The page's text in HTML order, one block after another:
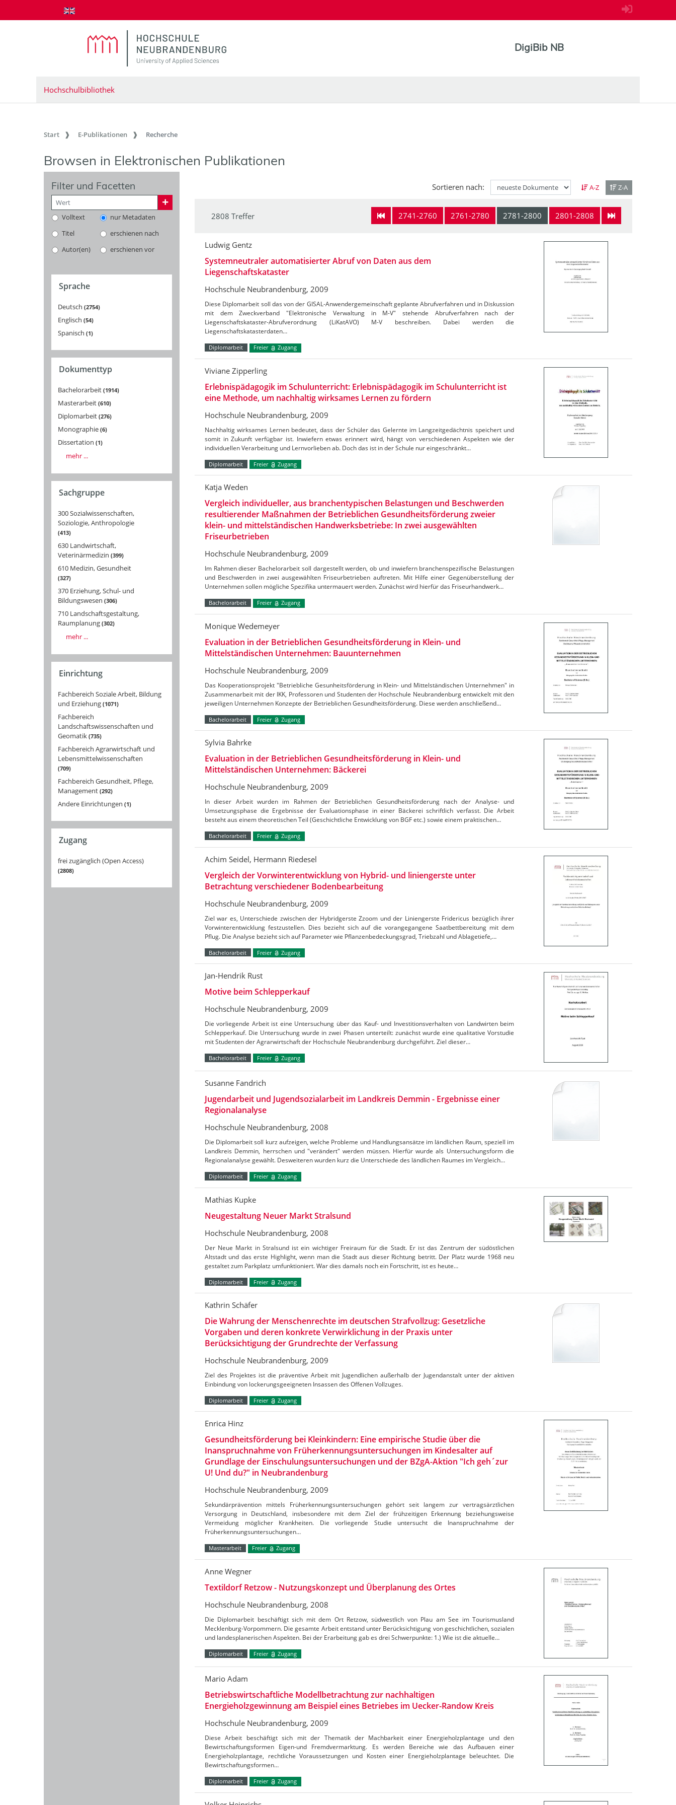
zum Inhalt springen
DigiBib NB
Hochschulbibliothek
Start E-Publikationen Recherche
Browsen in Elektronischen Publikationen
Filter und Facetten
Volltext
nur Metadaten
Titel
erschienen nach
Autor(en)
erschienen vor
Sprache
Deutsch 2754
Englisch 54
Spanisch 1
Dokumenttyp
Bachelorarbeit 1914
Masterarbeit 610
Diplomarbeit 276
Monographie 6
Dissertation 1
mehr ...
Sachgruppe
300 Sozialwissenschaften,
Soziologie, Anthropologie
413
630 Landwirtschaft,
Veterinärmedizin 399
610 Medizin, Gesundheit
327
370 Erziehung, Schul- und
Bildungswesen 306
710 Landschaftsgestaltung,
Raumplanung 302
mehr ...
Einrichtung
Fachbereich Soziale Arbeit, Bildung
und Erziehung 1071
Fachbereich
Landschaftswissenschaften und
Geomatik 735
Fachbereich Agrarwirtschaft und
Lebensmittelwissenschaften
709
Fachbereich Gesundheit, Pflege,
Management 292
Andere Einrichtungen 1
Zugang
frei zugänglich (Open Access)
2808
Sortieren nach: A-Z Z-A
2741-2760 2761-2780 2781-2800 2801-2808
2808 Treffer
Ludwig Gentz
Systemneutraler automatisierter Abruf von Daten aus dem
Liegenschaftskataster
Hochschule Neubrandenburg, 2009
Diese Diplomarbeit soll das von der GISAL-Anwendergemeinschaft geplante Abrufverfahren und in Diskussion
mit dem Zweckverband "Elektronische Verwaltung in M-V" stehende Abrufverfahren nach der
Liegenschaftskataster-Abrufverordnung (LiKatAVO) M-V beschreiben. Dabei werden die
Liegenschaftskatasterdaten…
Diplomarbeit Freier Zugang
Viviane Zipperling
Erlebnispädagogik im Schulunterricht: Erlebnispädagogik im Schulunterricht ist
eine Methode, um nachhaltig wirksames Lernen zu fördern
Hochschule Neubrandenburg, 2009
Nachhaltig wirksames Lernen bedeutet, dass der Schüler das Gelernte im Langzeitgedächtnis speichert und
somit in Zukunft verfügbar ist. Inwiefern etwas erinnert wird, hängt von verschiedenen Aspekten wie der
individuellen Verarbeitung und Lernvorlieben ab. Doch das ist in der Schule nur eingeschränkt…
Diplomarbeit Freier Zugang
Katja Weden
Vergleich individueller, aus branchentypischen Belastungen und Beschwerden
resultierender Maßnahmen der Betrieblichen Gesundheitsförderung zweier
klein- und mittelständischen Handwerksbetriebe: In zwei ausgewählten
Friseurbetrieben
Hochschule Neubrandenburg, 2009
Im Rahmen dieser Bachelorarbeit soll dargestellt werden, ob und inwiefern branchenspezifische Belastungen
und Beschwerden in zwei ausgewählten Friseurbetrieben auftreten. Mit Hilfe einer Gegenüberstellung der
Unternehmen sollen mögliche Spezifika untermauert werden. Zunächst wird hierfür das Friseurhandwerk…
Bachelorarbeit Freier Zugang
Monique Wedemeyer
Evaluation in der Betrieblichen Gesundheitsförderung in Klein- und
Mittelständischen Unternehmen: Bauunternehmen
Hochschule Neubrandenburg, 2009
Das Kooperationsprojekt "Betriebliche Gesunheitsförderung in Klein- und Mittelständischen Unternehmen" in
Zusammenarbeit mit der IKK, Professoren und Studenten der Hochschule Neubrandenburg entwickelt mit den
jeweiligen Unternehmen Konzepte der Betrieblichen Gesundheitsförderung. Diese werden anschließend…
Bachelorarbeit Freier Zugang
Sylvia Bahrke
Evaluation in der Betrieblichen Gesundheitsförderung in Klein- und
Mittelständischen Unternehmen: Bäckerei
Hochschule Neubrandenburg, 2009
In dieser Arbeit wurden im Rahmen der Betrieblichen Gesundheitsförderung nach der Analyse- und
Umsetzungsphase die Ergebnisse der Evaluationsphase in einer Bäckerei schriftlich verfasst. Die Arbeit
besteht aus einem theoretischen Teil (Geschichtliche Entwicklung von BGF etc.) sowie einem praktischen…
Bachelorarbeit Freier Zugang
Achim Seidel, Hermann Riedesel
Vergleich der Vorwinterentwicklung von Hybrid- und liniengerste unter
Betrachtung verschiedener Bodenbearbeitung
Hochschule Neubrandenburg, 2009
Ziel war es, Unterschiede zwischen der Hybridgerste Zzoom und der Liniengerste Fridericus bezüglich ihrer
Vorwinterentwicklung festzustellen. Dies bezieht sich auf die vorangegangene Saatbettbereitung mit dem
Pflug. Die Analyse bezieht sich auf Parameter wie Pflanzenbedeckungsgrad, Triebzahl und Ablagetiefe,…
Bachelorarbeit Freier Zugang
Jan-Hendrik Rust
Motive beim Schlepperkauf
Hochschule Neubrandenburg, 2009
Die vorliegende Arbeit ist eine Untersuchung über das Kauf- und Investitionsverhalten von Landwirten beim
Schlepperkauf. Die Untersuchung wurde in zwei Phasen unterteilt: zunächst wurde eine qualitative Vorstudie
mit Studenten der Agrarwirtschaft der Hochschule Neubrandenburg durchgeführt. Ziel dieser…
Bachelorarbeit Freier Zugang
Susanne Fandrich
Jugendarbeit und Jugendsozialarbeit im Landkreis Demmin - Ergebnisse einer
Regionalanalyse
Hochschule Neubrandenburg, 2008
Die Diplomarbeit soll kurz aufzeigen, welche Probleme und Handlungsansätze im ländlichen Raum, speziell im
Landkreis Demmin, herrschen und "verändert" werden müssen. Hierfür wurde als Untersuchungsform die
Regionalanalyse gewählt. Desweiteren wurden kurz die Unterschiede des ländlichen Raumes im Vergleich…
Diplomarbeit Freier Zugang
Mathias Kupke
Neugestaltung Neuer Markt Stralsund
Hochschule Neubrandenburg, 2008
Der Neue Markt in Stralsund ist ein wichtiger Freiraum für die Stadt. Er ist das Zentrum der südöstlichen
Altstadt und das erste Highlight, wenn man die Stadt aus dieser Richtung betritt. Der Platz wurde 1968 neu
gestaltet zum Parkplatz umfunktioniert. War dies damals noch ein Fortschritt, ist es heute…
Diplomarbeit Freier Zugang
Kathrin Schäfer
Die Wahrung der Menschenrechte im deutschen Strafvollzug: Gesetzliche
Vorgaben und deren konkrete Verwirklichung in der Praxis unter
Berücksichtigung der Grundrechte der Verfassung
Hochschule Neubrandenburg, 2009
Ziel des Projektes ist die präventive Arbeit mit Jugendlichen außerhalb der Jugendanstalt unter der aktiven
Einbindung von lockerungsgeeigneten Insassen des Offenen Vollzuges.
Diplomarbeit Freier Zugang
Enrica Hinz
Gesundheitsförderung bei Kleinkindern: Eine empirische Studie über die
Inanspruchnahme von Früherkennungsuntersuchungen im Kindesalter auf
Grundlage der Einschulungsuntersuchungen und der BZgA-Aktion "Ich geh´zur
U! Und du?" in Neubrandenburg
Hochschule Neubrandenburg, 2009
Sekundärprävention mittels Früherkennungsuntersuchungen gehört seit langem zur vertragsärztlichen
Versorgung in Deutschland, insbesondere mit dem Ziel der frühzeitigen Erkennung beziehungsweise
Vermeidung möglicher Krankheiten. Die vorliegende Studie untersucht die Inanspruchnahme der
Früherkennungsuntersuchungen…
Masterarbeit Freier Zugang
Anne Wegner
Textildorf Retzow - Nutzungskonzept und Überplanung des Ortes
Hochschule Neubrandenburg, 2008
Die Diplomarbeit beschäftigt sich mit dem Ort Retzow, südwestlich von Plau am See im Tourismusland
Mecklenburg-Vorpommern. Die gesamte Arbeit entstand unter Berücksichtigung von geschichtlichen, sozialen
und landesplanerischen Aspekten. Bei der Erarbeitung gab es drei Schwerpunkte: 1.) Wie ist die aktuelle…
Diplomarbeit Freier Zugang
Mario Adam
Betriebswirtschaftliche Modellbetrachtung zur nachhaltigen
Energieholzgewinnung am Beispiel eines Betriebes im Uecker-Randow Kreis
Hochschule Neubrandenburg, 2009
Diese Arbeit beschäftigt sich mit der Thematik der Machbarkeit einer Energieholzplantage und den
Bewirtschaftungsformen Eigen-und Fremdvermarktung. Es werden Bereiche wie das Aufbauen einer
Energieholzplantage, rechtliche Voraussetzungen und Kosten einer Energieholzplantage beleuchtet. Die
Bewirtschaftungsformen…
Diplomarbeit Freier Zugang